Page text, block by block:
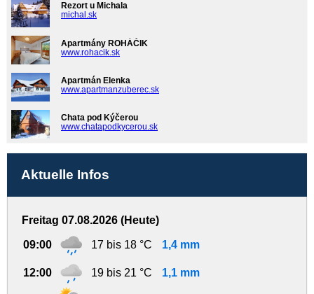
Rezort u Michala
michal.sk
Apartmány ROHÁČIK
www.rohacik.sk
Apartmán Elenka
www.apartmanzuberec.sk
Chata pod Kýčerou
www.chatapodkycerou.sk
Aktuelle Infos
Freitag 07.08.2026 (Heute)
09:00 17 bis 18 °C 1,4 mm
12:00 19 bis 21 °C 1,1 mm